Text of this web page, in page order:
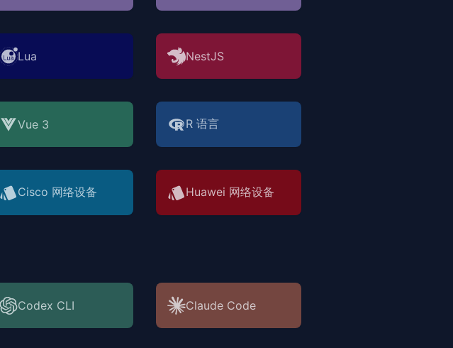
Lua NestJS
Vue 3 R 语言
Cisco 网络设备 Huawei 网络设备
Codex CLI Claude Code